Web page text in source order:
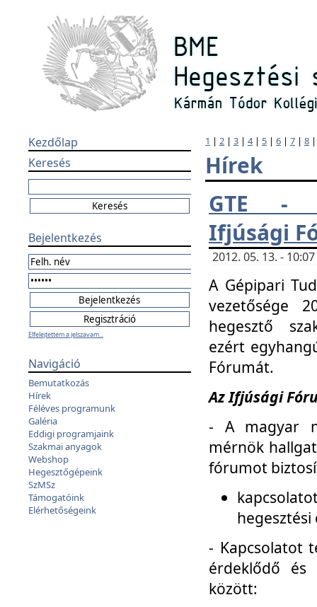
Kezdőlap
Keresés
Bejelentkezés
Elfelejtettem a jelszavam...
Navigáció
Bemutatkozás
Hírek
Féléves programunk
Galéria
Eddigi programjaink
Szakmai anyagok
Webshop
Hegesztőgépeink
SzMSz
Támogatóink
Elérhetőségeink
1 | 2 | 3 | 4| 5 | 6 | 7 | 8
Hírek
GTE -
Ifjúsági
2012. 05. 13. -
A Gépipari
vezetősége
hegesztő
ezért
Fórumát.
Az Ifjúsági
- A magyar
mérnök
fórumot
- Kapcsolatot
érdeklődő és
között: